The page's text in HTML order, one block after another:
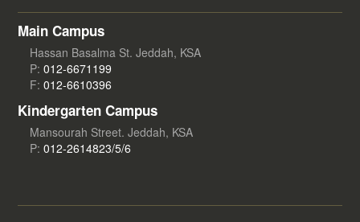
Main Campus
Hassan Basalma St. Jeddah, KSA
P: 012-6671199
F: 012-6610396
Kindergarten Campus
Mansourah Street. Jeddah, KSA
P: 012-2614823/5/6